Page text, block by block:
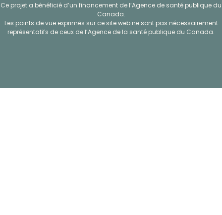
Ce projet a bénéficié d’un financement de l’Agence de santé publique du
Canada.
Les points de vue exprimés sur ce site web ne sont pas nécessairement
représentatifs de ceux de l’Agence de la santé publique du Canada.